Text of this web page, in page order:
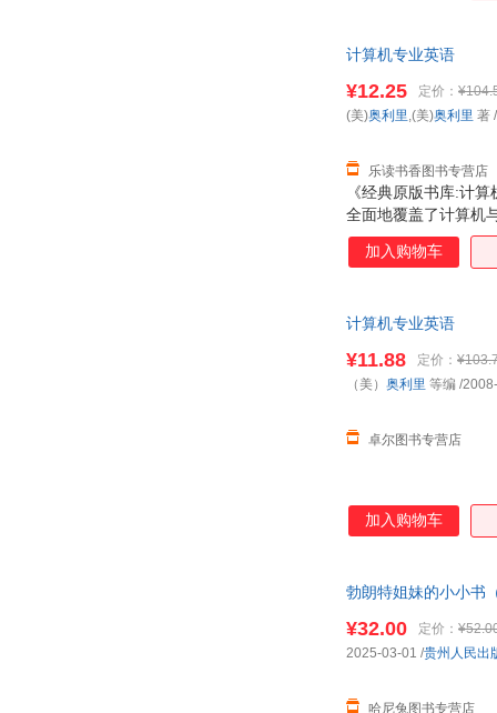
计算机专业英语
《经典原版书库:计
全面地覆盖了计算机
原版书库:计算机专
英文词汇，提高专
¥12.25 定价：
乐读书香图书专营店
(美)奥利里,(美)奥利里 著
加入购物车
计算机专业英语
¥11.88 定价：
卓尔图书专营店
（美） 奥利里 等编 /
加入购物车
勃朗特姐妹的小小书
¥32.00 定价：
哈尼兔图书专营店
2025-03-01 /贵州人民出